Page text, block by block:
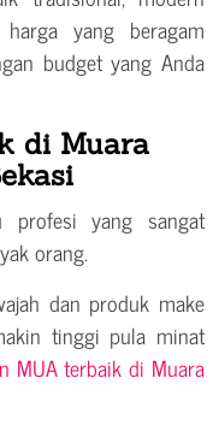
yang beragam
budget yang Anda
di Muara
yang sangat
orang.
dan produk make
tinggi pula minat
MUA terbaik di Muara